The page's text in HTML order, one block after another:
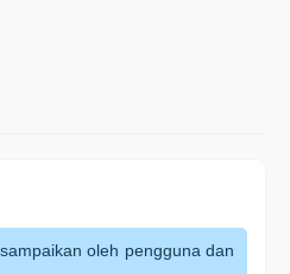
oleh pengguna dan